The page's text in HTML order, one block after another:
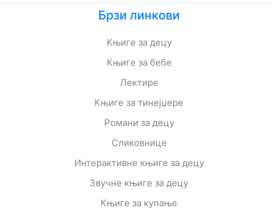
Брзи линкови
Књиге за децу
Књиге за бебе
Лектире
Књиге за тинејџере
Романи за децу
Сликовнице
Интерактивне књиге за децу
Звучне књиге за децу
Књиге за купање